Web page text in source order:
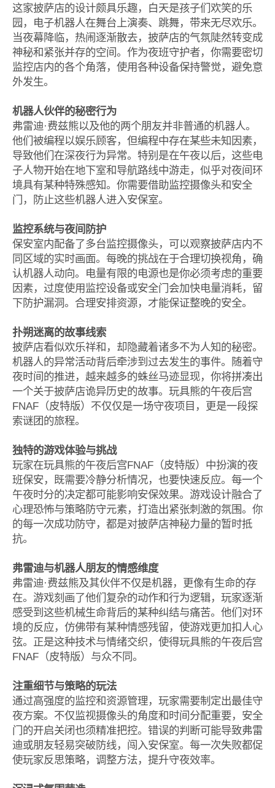
这家披萨店的设计颇具乐趣，白天是孩子们欢笑的乐
园，电子机器人在舞台上演奏、跳舞，带来无尽欢乐。
当夜幕降临，热闹逐渐散去，披萨店的气氛陡然转变成
神秘和紧张并存的空间。作为夜班守护者，你需要密切
监控店内的各个角落，使用各种设备保持警觉，避免意
外发生。
机器人伙伴的秘密行为
弗雷迪·费兹熊以及他的两个朋友并非普通的机器人。
他们被编程以娱乐顾客，但编程中存在某些未知因素，
导致他们在深夜行为异常。特别是在午夜以后，这些电
子人物开始在地下室和导航路线中游走，似乎对夜间环
境具有某种特殊感知。你需要借助监控摄像头和安全
门，防止这些机器人进入安保室。
监控系统与夜间防护
保安室内配备了多台监控摄像头，可以观察披萨店内不
同区域的实时画面。每晚的挑战在于合理切换视角，确
认机器人动向。电量有限的电源也是你必须考虑的重要
因素，过度使用监控设备或安全门会加快电量消耗，留
下防护漏洞。合理安排资源，才能保证整晚的安全。
扑朔迷离的故事线索
披萨店看似欢乐祥和，却隐藏着诸多不为人知的秘密。
机器人的异常活动背后牵涉到过去发生的事件。随着守
夜时间的推进，越来越多的蛛丝马迹显现，你将拼凑出
一个关于披萨店诡异历史的故事。玩具熊的午夜后宫
FNAF（皮特版）不仅仅是一场守夜项目，更是一段探
索谜团的旅程。
独特的游戏体验与挑战
玩家在玩具熊的午夜后宫FNAF（皮特版）中扮演的夜
班保安，既需要冷静分析情况，也要快速反应。每一个
午夜时分的决定都可能影响安保效果。游戏设计融合了
心理恐怖与策略防守元素，打造出紧张刺激的氛围。你
的每一次成功防守，都是对披萨店神秘力量的暂时抵
抗。
弗雷迪与机器人朋友的情感维度
弗雷迪·费兹熊及其伙伴不仅是机器，更像有生命的存
在。游戏刻画了他们复杂的动作和行为逻辑，玩家逐渐
感受到这些机械生命背后的某种纠结与痛苦。他们对环
境的反应，仿佛带有某种情感残留，使游戏更加扣人心
弦。正是这种技术与情绪交织，使得玩具熊的午夜后宫
FNAF（皮特版）与众不同。
注重细节与策略的玩法
通过高强度的监控和资源管理，玩家需要制定出最佳守
夜方案。不仅监视摄像头的角度和时间分配重要，安全
门的开启关闭也须精准把控。错误的判断可能导致弗雷
迪或朋友轻易突破防线，闯入安保室。每一次失败都促
使玩家反思策略，调整方法，提升守夜效率。